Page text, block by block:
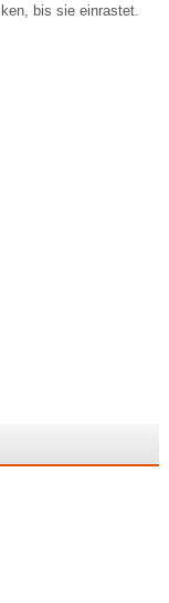
bis sie einrastet.